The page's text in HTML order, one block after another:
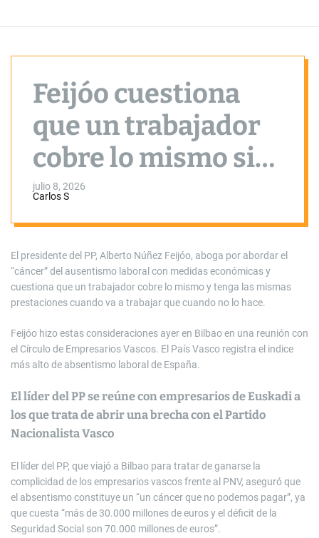
Feijóo cuestiona
que un trabajador
cobre lo mismo si
trabaja o si está de
baja
julio 8, 2026
Carlos S
El presidente del PP, Alberto Núñez Feijóo, aboga por abordar el
“cáncer” del ausentismo laboral con medidas económicas y
cuestiona que un trabajador cobre lo mismo y tenga las mismas
prestaciones cuando va a trabajar que cuando no lo hace.
Feijóo hizo estas consideraciones ayer en Bilbao en una reunión con
el Círculo de Empresarios Vascos. El País Vasco registra el indice
más alto de absentismo laboral de España.
El líder del PP se reúne con empresarios de Euskadi a
los que trata de abrir una brecha con el Partido
Nacionalista Vasco
El líder del PP, que viajó a Bilbao para tratar de ganarse la
complicidad de los empresarios vascos frente al PNV, aseguró que
el absentismo constituye un “un cáncer que no podemos pagar”, ya
que cuesta “más de 30.000 millones de euros y el déficit de la
Seguridad Social son 70.000 millones de euros”.